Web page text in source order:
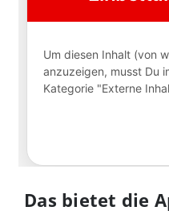
Das bietet die